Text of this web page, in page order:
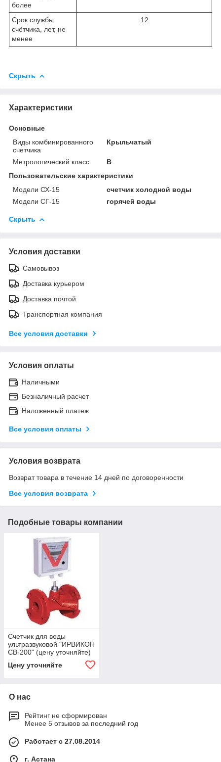
более
Срок службы
счётчика, лет, не
менее
12
Скрыть
Характеристики
Основные
Виды комбинированного
счетчика
Крыльчатый
Метрологический класс
В
Пользовательские характеристики
Модели СХ-15
счетчик холодной воды
Модели СГ-15
горячей воды
Скрыть
Условия доставки
Самовывоз
Доставка курьером
Доставка почтой
Транспортная компания
Все условия доставки
Условия оплаты
Наличными
Безналичный расчет
Наложенный платеж
Все условия оплаты
Условия возврата
Возврат товара в течение 14 дней по договоренности
Все условия возврата
Подобные товары компании
Счетчик для воды
ультразвуковой "ИРВИКОН
СВ-200" (цену уточняйте)
Цену уточняйте
О нас
Рейтинг не сформирован
Менее 5 отзывов за последний год
Работает с 27.08.2014
г. Астана